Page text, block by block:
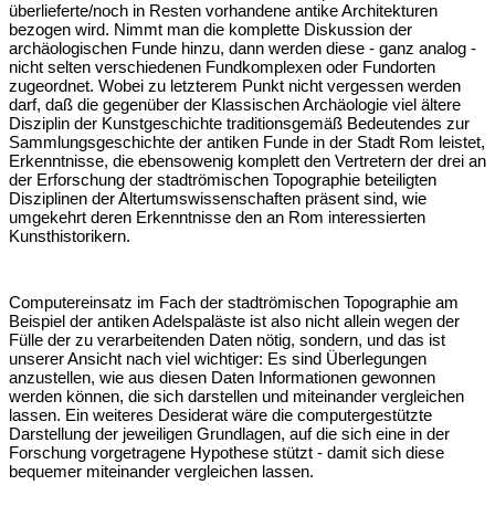
überlieferte/noch in Resten vorhandene antike Architekturen
bezogen wird. Nimmt man die komplette Diskussion der
archäologischen Funde hinzu, dann werden diese - ganz analog -
nicht selten verschiedenen Fundkomplexen oder Fundorten
zugeordnet. Wobei zu letzterem Punkt nicht vergessen werden
darf, daß die gegenüber der Klassischen Archäologie viel ältere
Disziplin der Kunstgeschichte traditionsgemäß Bedeutendes zur
Sammlungsgeschichte der antiken Funde in der Stadt Rom leistet,
Erkenntnisse, die ebensowenig komplett den Vertretern der drei an
der Erforschung der stadtrömischen Topographie beteiligten
Disziplinen der Altertumswissenschaften präsent sind, wie
umgekehrt deren Erkenntnisse den an Rom interessierten
Kunsthistorikern.
Computereinsatz im Fach der stadtrömischen Topographie am
Beispiel der antiken Adelspaläste ist also nicht allein wegen der
Fülle der zu verarbeitenden Daten nötig, sondern, und das ist
unserer Ansicht nach viel wichtiger: Es sind Überlegungen
anzustellen, wie aus diesen Daten Informationen gewonnen
werden können, die sich darstellen und miteinander vergleichen
lassen. Ein weiteres Desiderat wäre die computergestützte
Darstellung der jeweiligen Grundlagen, auf die sich eine in der
Forschung vorgetragene Hypothese stützt - damit sich diese
bequemer miteinander vergleichen lassen.